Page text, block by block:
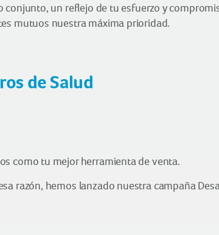
un reflejo de tu esfuerzo y
mutuos nuestra máxima prioridad.
de Salud
como tu mejor herramienta de venta.
razón, hemos lanzado nuestra campaña